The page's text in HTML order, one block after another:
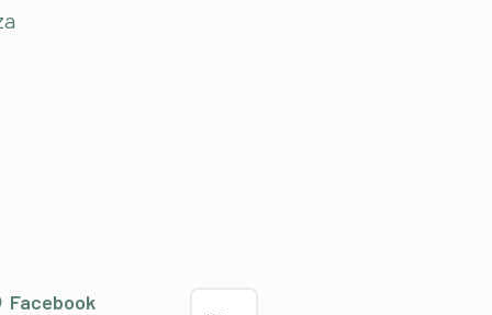
Facebook